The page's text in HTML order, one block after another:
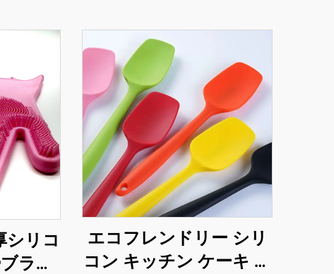
シリコ
ラシ
エコフレンドリー シリ
コン キッチン ケーキ ス